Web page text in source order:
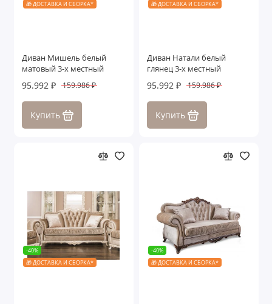
🎁 ДОСТАВКА И СБОРКА*
Диван Мишель белый
матовый 3-х местный
95.992 ₽ 159.986 ₽
Купить
🎁 ДОСТАВКА И СБОРКА*
Диван Натали белый
глянец 3-х местный
95.992 ₽ 159.986 ₽
Купить
-40%
🎁 ДОСТАВКА И СБОРКА*
-40%
🎁 ДОСТАВКА И СБОРКА*